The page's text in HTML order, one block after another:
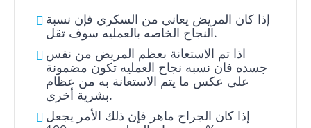
إذا كان المريض يعاني من السكري فإن نسبة
النجاح الخاصه بالعمليه سوف تقل.
اذا تم الاستعانة بعظم المريض من نفس
جسده فان نسبه نجاح العمليه تكون مضمونة
على عكس ما يتم الاستعانة به من عظام
بشرية أخرى.
إذا كان الجراح ماهر فإن ذلك الأمر يجعل